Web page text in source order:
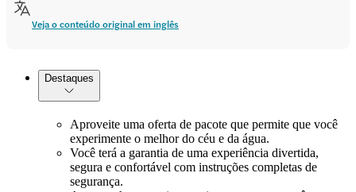
Veja o conteúdo original em inglês
Destaques
Aproveite uma oferta de pacote que permite que você
experimente o melhor do céu e da água.
Você terá a garantia de uma experiência divertida,
segura e confortável com instruções completas de
segurança.